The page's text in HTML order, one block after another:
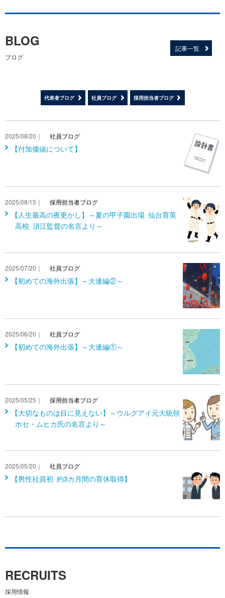
BLOG
ブログ
記事一覧
代表者ブログ 社員ブログ 採用担当者ブログ
2025/08/20｜ 社員ブログ
【付加価値について】
2025/08/15｜ 採用担当者ブログ
【人生最高の夜更かし】～夏の甲子園出場 仙台育英
高校 須江監督の名言より～
2025/07/20｜ 社員ブログ
【初めての海外出張】～大連編②～
2025/06/20｜ 社員ブログ
【初めての海外出張】～大連編①～
2025/05/25｜ 採用担当者ブログ
【大切なものは目に見えない】～ウルグアイ元大統領
ホセ・ムヒカ氏の名言より～
2025/05/20｜ 社員ブログ
【男性社員初 約3カ月間の育休取得】
RECRUITS
採用情報